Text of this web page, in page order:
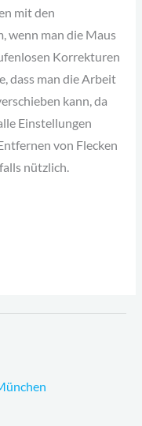
mit den
wenn man die Maus
Korrekturen
dass man die Arbeit
kann, da
Einstellungen
von Flecken
nützlich.